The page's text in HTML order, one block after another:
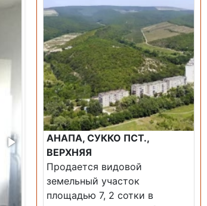
АНАПА, СУККО ПСТ.,
ВЕРХНЯЯ
Продается видовой
земельный участок
площадью 7, 2 сотки в